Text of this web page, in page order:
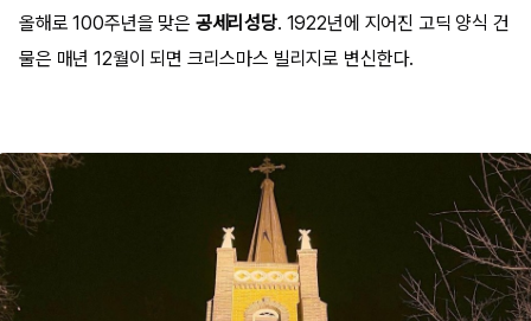
올해로 100주년을 맞은 공세리성당. 1922년에 지어진 고딕 양식 건
물은 매년 12월이 되면 크리스마스 빌리지로 변신한다.